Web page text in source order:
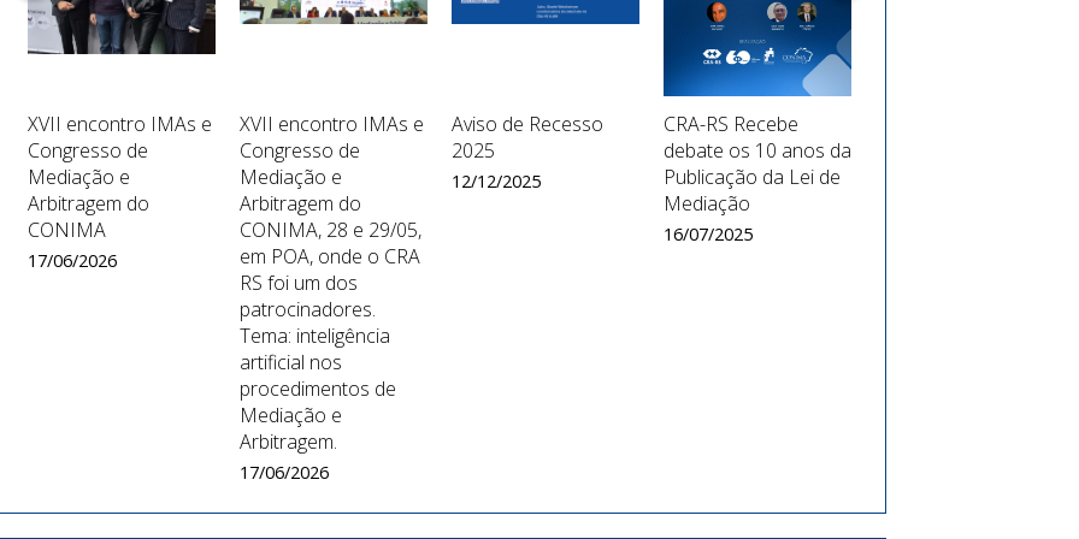
XVII encontro IMAs e
Congresso de
Mediação e
Arbitragem do
CONIMA
17/06/2026
XVII encontro IMAs e
Congresso de
Mediação e
Arbitragem do
CONIMA, 28 e 29/05,
em POA, onde o CRA
RS foi um dos
patrocinadores.
Tema: inteligência
artificial nos
procedimentos de
Mediação e
Arbitragem.
17/06/2026
Aviso de Recesso
2025
12/12/2025
CRA-RS Recebe
debate os 10 anos da
Publicação da Lei de
Mediação
16/07/2025